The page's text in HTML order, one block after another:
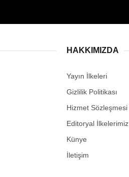
HAKKIMIZDA
Yayın İlkeleri
Gizlilik Politikası
Hizmet Sözleşmesi
Editoryal İlkelerimiz
Künye
İletişim